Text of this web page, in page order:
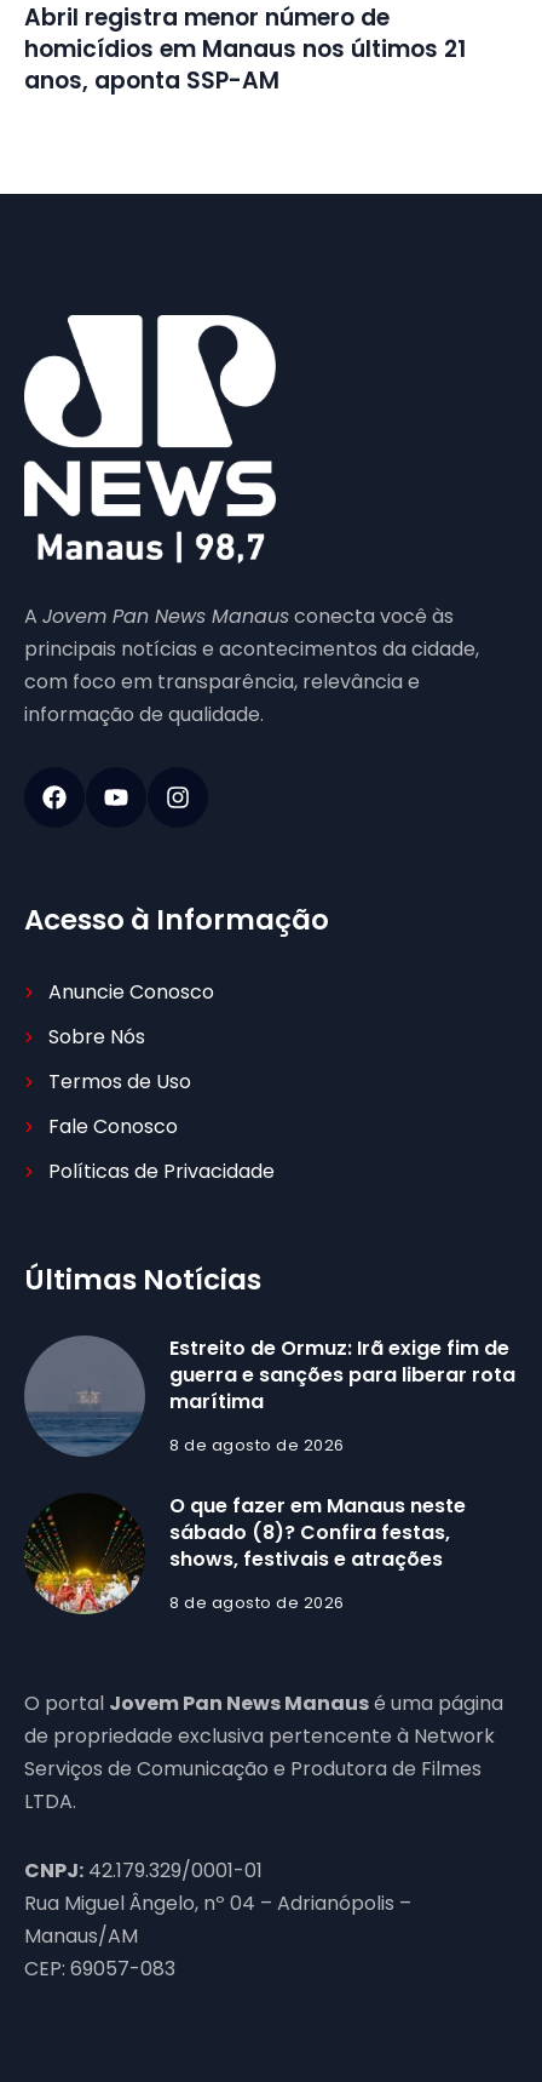
Abril registra menor número de
homicídios em Manaus nos últimos 21
anos, aponta SSP-AM
A Jovem Pan News Manausconecta você às
principais notícias e acontecimentos da cidade,
com foco em transparência, relevância e
informação de qualidade.
Acesso à Informação
Anuncie Conosco
Sobre Nós
Termos de Uso
Fale Conosco
Políticas de Privacidade
Últimas Notícias
Estreito de Ormuz: Irã exige fim de
guerra e sanções para liberar rota
marítima
8 de agosto de 2026
O que fazer em Manaus neste
sábado (8)? Confira festas,
shows, festivais e atrações
8 de agosto de 2026
O portal Jovem Pan News Manausé uma página
de propriedade exclusiva pertencente à Network
Serviços de Comunicação e Produtora de Filmes
LTDA.
CNPJ: 42.179.329/0001-01
Rua Miguel Ângelo, nº 04 – Adrianópolis –
Manaus/AM
CEP: 69057-083